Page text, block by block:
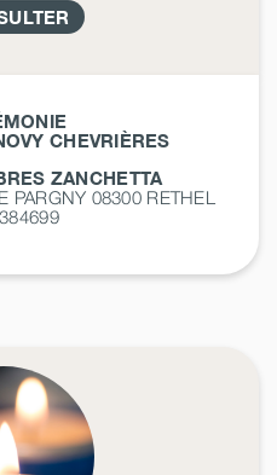
CHEVRIÈRES
ZANCHETTA
PARGNY 08300 RETHEL